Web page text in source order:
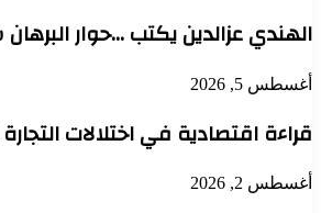
الهندي عزالدين يكتب …حوار
أغسطس 5, 2026
قراءة اقتصادية في اختلالات
أغسطس 2, 2026